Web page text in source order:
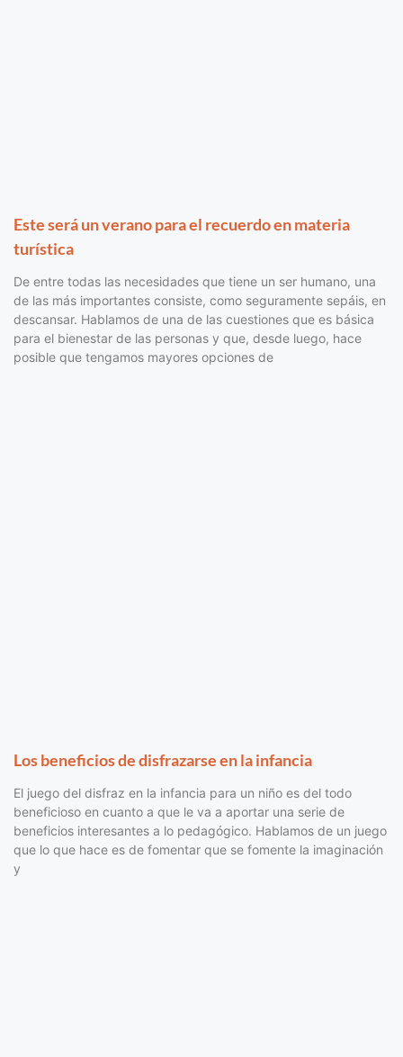
Este será un verano para el recuerdo en materia
turística
De entre todas las necesidades que tiene un ser humano, una
de las más importantes consiste, como seguramente sepáis, en
descansar. Hablamos de una de las cuestiones que es básica
para el bienestar de las personas y que, desde luego, hace
posible que tengamos mayores opciones de
Los beneficios de disfrazarse en la infancia
El juego del disfraz en la infancia para un niño es del todo
beneficioso en cuanto a que le va a aportar una serie de
beneficios interesantes a lo pedagógico. Hablamos de un juego
que lo que hace es de fomentar que se fomente la imaginación
y